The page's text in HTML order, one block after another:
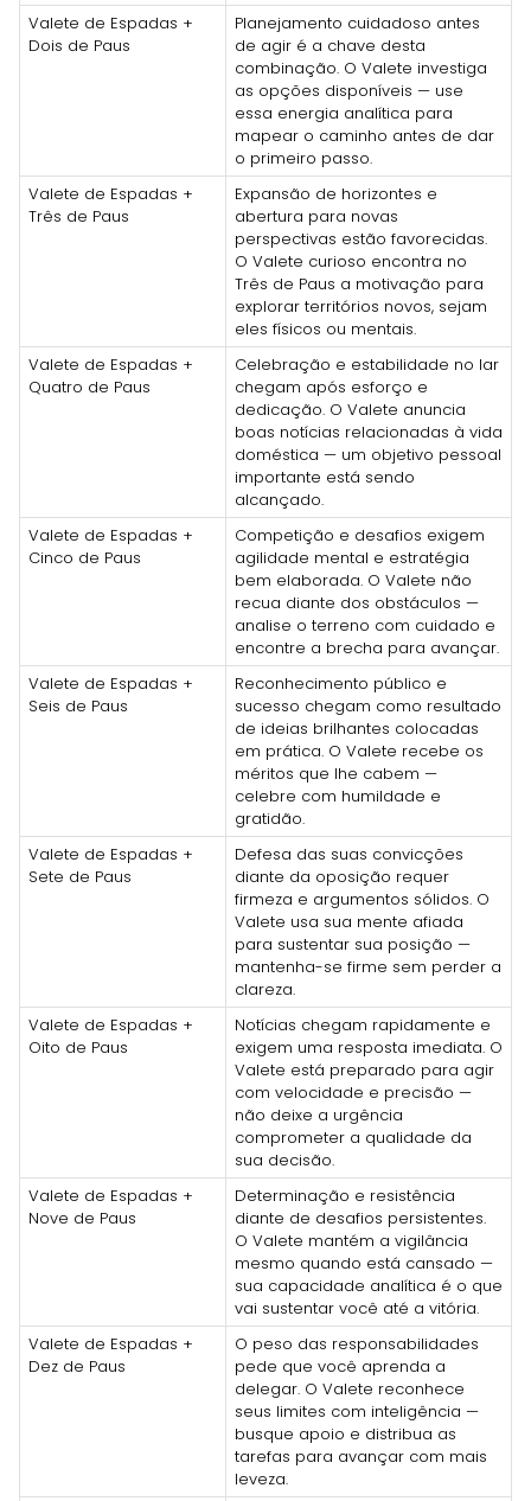
Valete de Espadas +
Dois de Paus
Planejamento cuidadoso antes
de agir é a chave desta
combinação. O Valete investiga
as opções disponíveis — use
essa energia analítica para
mapear o caminho antes de dar
o primeiro passo.
Valete de Espadas +
Três de Paus
Expansão de horizontes e
abertura para novas
perspectivas estão favorecidas.
O Valete curioso encontra no
Três de Paus a motivação para
explorar territórios novos, sejam
eles físicos ou mentais.
Valete de Espadas +
Quatro de Paus
Celebração e estabilidade no lar
chegam após esforço e
dedicação. O Valete anuncia
boas notícias relacionadas à vida
doméstica — um objetivo pessoal
importante está sendo
alcançado.
Valete de Espadas +
Cinco de Paus
Competição e desafios exigem
agilidade mental e estratégia
bem elaborada. O Valete não
recua diante dos obstáculos —
analise o terreno com cuidado e
encontre a brecha para avançar.
Valete de Espadas +
Seis de Paus
Reconhecimento público e
sucesso chegam como resultado
de ideias brilhantes colocadas
em prática. O Valete recebe os
méritos que lhe cabem —
celebre com humildade e
gratidão.
Valete de Espadas +
Sete de Paus
Defesa das suas convicções
diante da oposição requer
firmeza e argumentos sólidos. O
Valete usa sua mente afiada
para sustentar sua posição —
mantenha-se firme sem perder a
clareza.
Valete de Espadas +
Oito de Paus
Notícias chegam rapidamente e
exigem uma resposta imediata. O
Valete está preparado para agir
com velocidade e precisão —
não deixe a urgência
comprometer a qualidade da
sua decisão.
Valete de Espadas +
Nove de Paus
Determinação e resistência
diante de desafios persistentes.
O Valete mantém a vigilância
mesmo quando está cansado —
sua capacidade analítica é o que
vai sustentar você até a vitória.
Valete de Espadas +
Dez de Paus
O peso das responsabilidades
pede que você aprenda a
delegar. O Valete reconhece
seus limites com inteligência —
busque apoio e distribua as
tarefas para avançar com mais
leveza.